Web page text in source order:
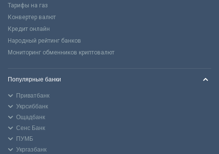
Тарифы на газ
Конвертер валют
Кредит онлайн
Народный рейтинг банков
Мониторинг обменников криптовалют
Популярные банки
Приватбанк
Укрсиббанк
Ощадбанк
Сенс Банк
ПУМБ
Укргазбанк